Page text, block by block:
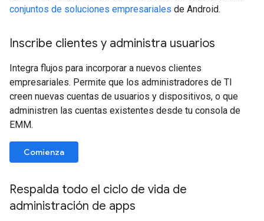
conjuntos de soluciones empresariales de Android.
Inscribe clientes y administra usuarios
Integra flujos para incorporar a nuevos clientes
empresariales. Permite que los administradores de TI
creen nuevas cuentas de usuarios y dispositivos, o que
administren las cuentas existentes desde tu consola de
EMM.
Comienza
Respalda todo el ciclo de vida de
administración de apps